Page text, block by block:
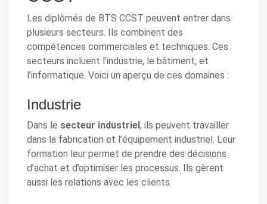
Les diplômés de BTS CCST peuvent entrer dans
plusieurs secteurs. Ils combinent des
compétences commerciales et techniques. Ces
secteurs incluent l’industrie, le bâtiment, et
l’informatique. Voici un aperçu de ces domaines :
Industrie
Dans le secteur industriel, ils peuvent travailler
dans la fabrication et l’équipement industriel. Leur
formation leur permet de prendre des décisions
d’achat et d’optimiser les processus. Ils gèrent
aussi les relations avec les clients.